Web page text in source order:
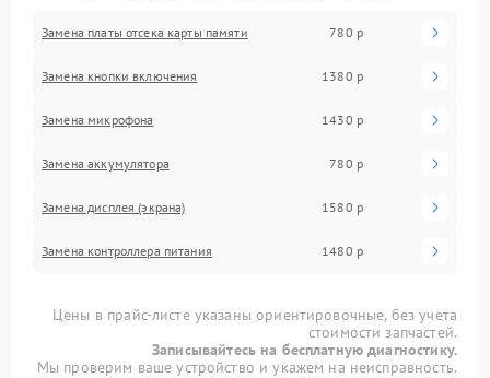
Замена платы отсека карты памяти 780 р
Замена кнопки включения 1380 р
Замена микрофона 1430 р
Замена аккумулятора 780 р
Замена дисплея (экрана) 1580 р
Замена контроллера питания 1480 р
Цены в прайс-листе указаны ориентировочные, без учета
стоимости запчастей.
Записывайтесь на бесплатную диагностику.
Мы проверим ваше устройство и укажем на неисправность.